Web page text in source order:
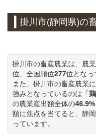
掛川市(静岡県)の
掛川市の畜産農業は、農
位、全国順位277位となっ
また、掛川市の畜産農業
強みとなっているのは「鶏
の農業産出額全体の46.9%
額に焦点を当てると、静
っています。